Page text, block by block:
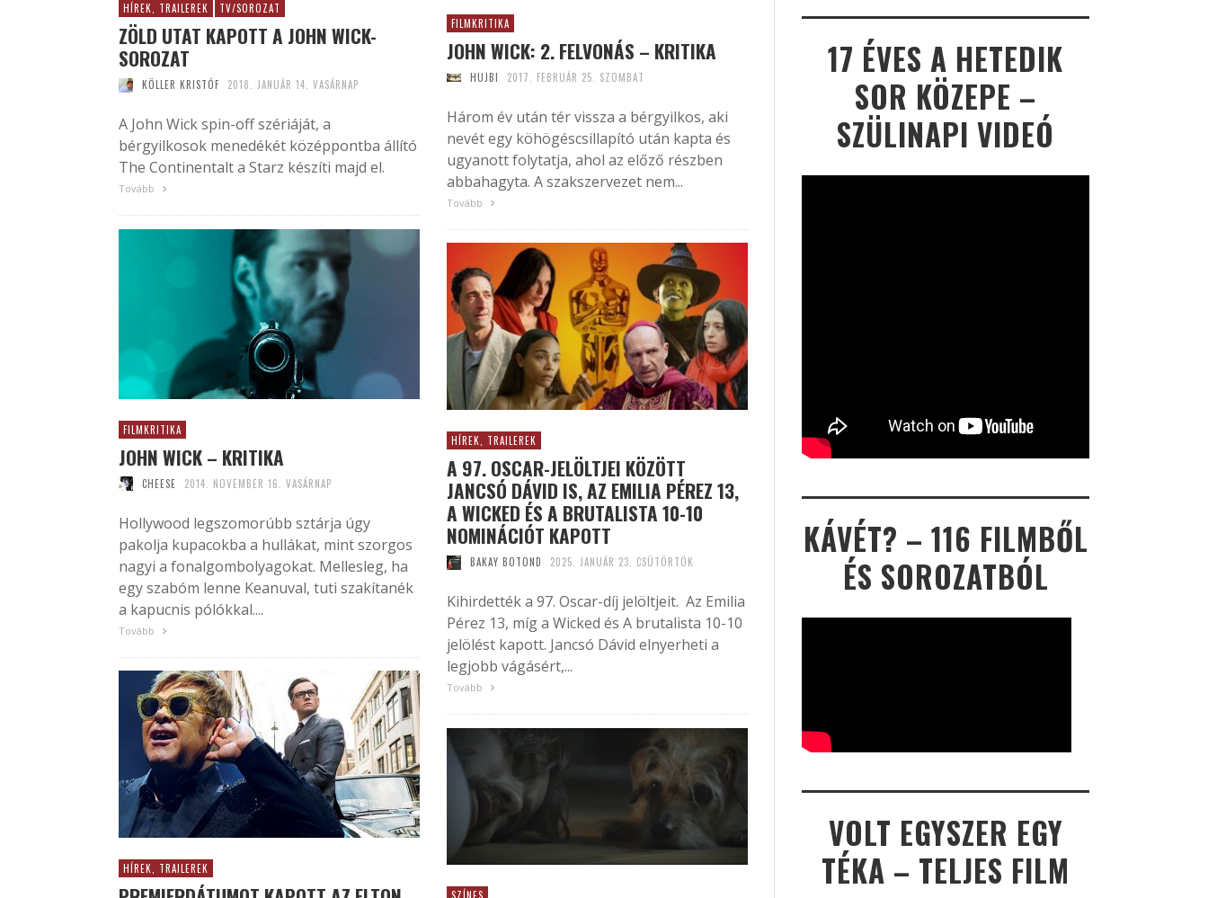
HÍREK, TRAILEREK TV/SOROZAT
ZÖLD UTAT KAPOTT A JOHN WICK-
SOROZAT
KÖLLER KRISTÓF 2018. JANUÁR 14. VASÁRNAP
A John Wick spin-off szériáját, a
bérgyilkosok menedékét középpontba állító
The Continentalt a Starz készíti majd el.
Tovább
FILMKRITIKA
JOHN WICK: 2. FELVONÁS – KRITIKA
HUJBI 2017. FEBRUÁR 25. SZOMBAT
Három év után tér vissza a bérgyilkos, aki
nevét egy köhögéscsillapító után kapta és
ugyanott folytatja, ahol az előző részben
abbahagyta. A szakszervezet nem...
Tovább
FILMKRITIKA
JOHN WICK – KRITIKA
CHEESE 2014. NOVEMBER 16. VASÁRNAP
Hollywood legszomorúbb sztárja úgy
pakolja kupacokba a hullákat, mint szorgos
nagyi a fonalgombolyagokat. Mellesleg, ha
egy szabóm lenne Keanuval, tuti szakítanék
a kapucnis pólókkal....
Tovább
HÍREK, TRAILEREK
A 97. OSCAR-JELÖLTJEI KÖZÖTT
JANCSÓ DÁVID IS, AZ EMILIA PÉREZ 13,
A WICKED ÉS A BRUTALISTA 10-10
NOMINÁCIÓT KAPOTT
BAKAY BOTOND 2025. JANUÁR 23. CSÜTÖRTÖK
Kihirdették a 97. Oscar-díj jelöltjeit. Az Emilia
Pérez 13, míg a Wicked és A brutalista 10-10
jelölést kapott. Jancsó Dávid elnyerheti a
legjobb vágásért,...
Tovább
HÍREK, TRAILEREK
17 ÉVES A HETEDIK
SOR KÖZEPE –
SZÜLINAPI VIDEÓ
KÁVÉT? – 116 FILMBŐL
ÉS SOROZATBÓL
VOLT EGYSZER EGY
TÉKA – TELJES FILM